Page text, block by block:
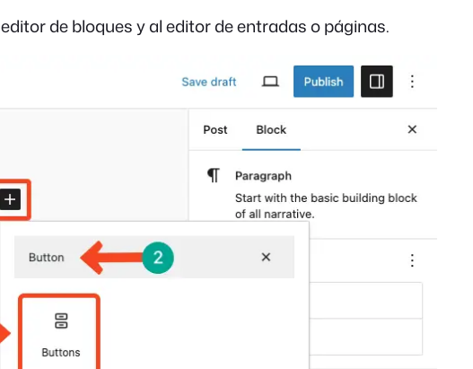
de bloques y al editor de entradas o páginas.